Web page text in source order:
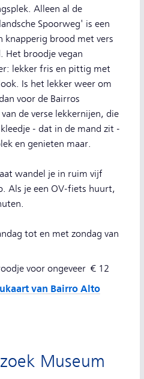
Alleen al de
Spoorweg' is een
knapperig brood met vers
Het broodje vegan
lekker fris en pittig met
Is het lekker weer om
voor de Bairros
de verse lekkernijen, die
- dat in de mand zit -
en genieten maar.
wandel je in ruim vijf
Als je een OV-fiets huurt,
tot en met zondag van
voor ongeveer € 12
van Bairro Alto
Museum